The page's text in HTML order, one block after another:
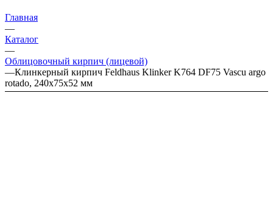
Главная
—
Каталог
—
Облицовочный кирпич (лицевой)
—Клинкерный кирпич Feldhaus Klinker K764 DF75 Vascu argo
rotado, 240x75x52 мм